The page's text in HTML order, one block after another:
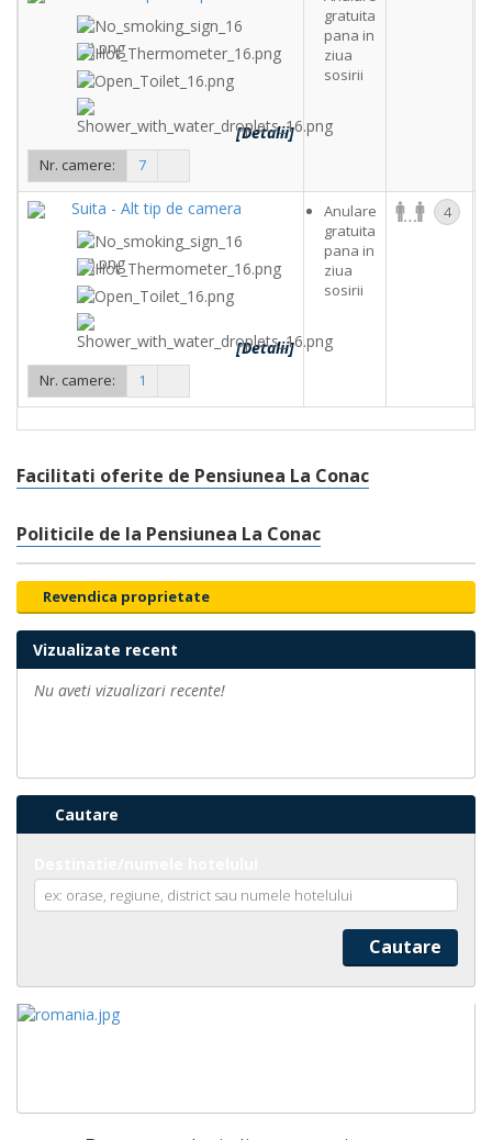
[Detalii]
Nr. camere: 7
gratuita
pana in
ziua
sosirii
Suita - Alt tip de camera
[Detalii]
Nr. camere: 1
Anulare
gratuita
pana in
ziua
sosirii
4
Facilitati oferite de Pensiunea La Conac
Politicile de la Pensiunea La Conac
Revendica proprietate
Vizualizate recent
Nu aveti vizualizari recente!
Cautare